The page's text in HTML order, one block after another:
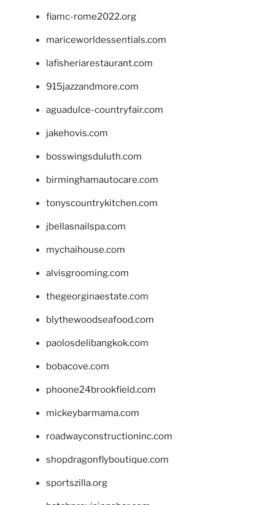
fiamc-rome2022.org
mariceworldessentials.com
lafisheriarestaurant.com
915jazzandmore.com
aguadulce-countryfair.com
jakehovis.com
bosswingsduluth.com
birminghamautocare.com
tonyscountrykitchen.com
jbellasnailspa.com
mychaihouse.com
alvisgrooming.com
thegeorginaestate.com
blythewoodseafood.com
paolosdelibangkok.com
bobacove.com
phoone24brookfield.com
mickeybarmama.com
roadwayconstructioninc.com
shopdragonflyboutique.com
sportszilla.org